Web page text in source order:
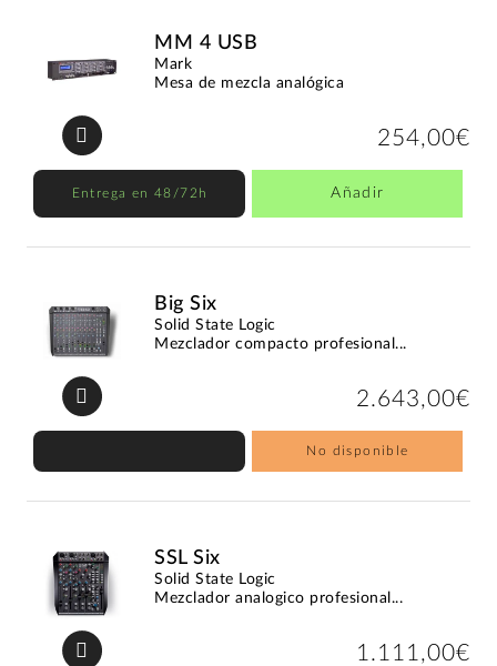
MM 4 USB
Mark
Mesa de mezcla analógica
254,00€
Entrega en 48/72h Añadir
Big Six
Solid State Logic
Mezclador compacto profesional...
2.643,00€
No disponible
SSL Six
Solid State Logic
Mezclador analogico profesional...
1.111,00€